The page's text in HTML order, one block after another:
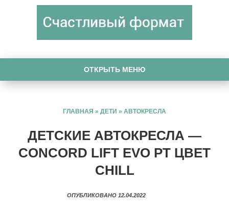
ОТКРЫТЬ МЕНЮ
ГЛАВНАЯ » ДЕТИ » АВТОКРЕСЛА
ДЕТСКИЕ АВТОКРЕСЛА —
CONCORD LIFT EVO PT ЦВЕТ
CHILL
ОПУБЛИКОВАНО 12.04.2022